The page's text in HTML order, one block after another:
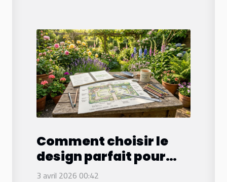
Comment choisir le
design parfait pour
votre jardin ?
3 avril 2026 00:42